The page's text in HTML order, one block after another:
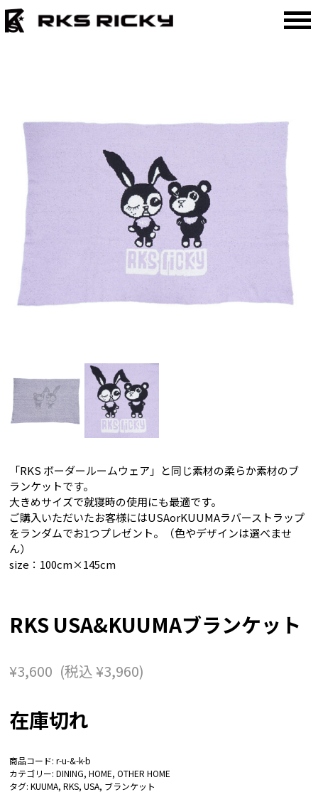
「RKS ボーダールームウェア」と同じ素材の柔らか素材のブ
ランケットです。
大きめサイズで就寝時の使用にも最適です。
ご購入いただいたお客様にはUSAorKUUMAラバーストラップ
をランダムでお1つプレゼント。（色やデザインは選べませ
ん）
size：100cm×145cm
RKS USA&KUUMAブランケット
¥3,600 (税込¥3,960)
在庫切れ
商品コード:r-u-&-k-b
カテゴリー:DINING,HOME,OTHER HOME
タグ:KUUMA,RKS,USA, ブランケット